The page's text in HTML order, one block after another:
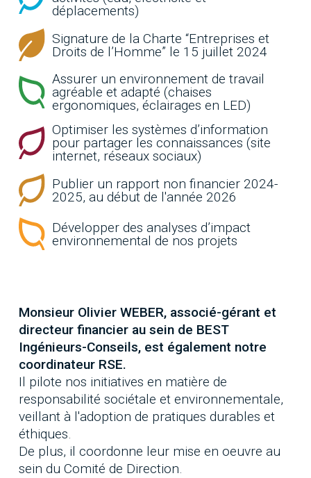
déplacements)
Signature de la Charte “Entreprises et
Droits de l’Homme” le 15 juillet 2024
Assurer un environnement de travail
agréable et adapté (chaises
ergonomiques, éclairages en LED)
Optimiser les systèmes d’information
pour partager les connaissances (site
internet, réseaux sociaux)
Publier un rapport non financier 2024-
2025, au début de l'année 2026
Développer des analyses d’impact
environnemental de nos projets
Monsieur Olivier WEBER, associé-gérant et
directeur financier au sein de BEST
Ingénieurs-Conseils, est également notre
coordinateur RSE.
Il pilote nos initiatives en matière de
responsabilité sociétale et environnementale,
veillant à l'adoption de pratiques durables et
éthiques.
De plus, il coordonne leur mise en oeuvre au
sein du Comité de Direction.